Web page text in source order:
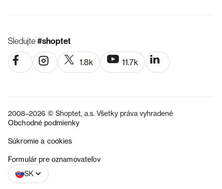
Sledujte#shoptet
1.8k 11.7k
2008–2026 © Shoptet, a.s. Všetky práva vyhradené
Obchodné podmienky
Súkromie a cookies
Formulár pre oznamovateľov
SK